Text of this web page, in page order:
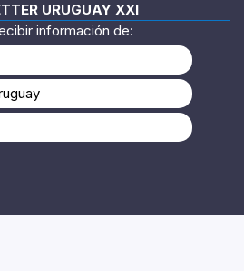
URUGUAY XXI
información de: